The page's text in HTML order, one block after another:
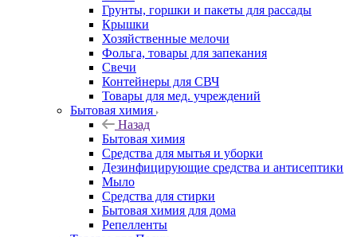
Грунты, горшки и пакеты для рассады
Крышки
Хозяйственные мелочи
Фольга, товары для запекания
Свечи
Контейнеры для СВЧ
Товары для мед. учреждений
Бытовая химия
Назад
Бытовая химия
Средства для мытья и уборки
Дезинфицирующие средства и антисептики
Мыло
Средства для стирки
Бытовая химия для дома
Репелленты